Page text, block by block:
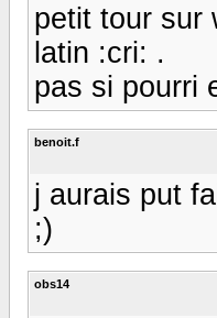
petit tour sur
latin :cri: .
pas si pourri
benoit.f
j aurais put
;)
obs14